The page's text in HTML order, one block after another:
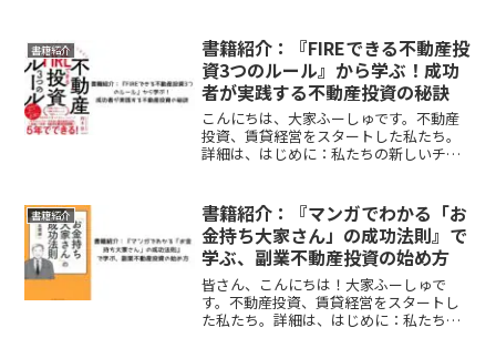
ださい。実践するためにたくさんの本を
読みました。本からは本当に...
書籍紹介
書籍紹介：『FIREできる不動産投
資3つのルール』から学ぶ！成功
者が実践する不動産投資の秘訣
こんにちは、大家ふーしゅです。不動産
投資、賃貸経営をスタートした私たち。
詳細は、はじめに：私たちの新しいチャ
当にたくさんの学びを得ることができま
す。しかも1000〜30...
書籍紹介
書籍紹介：『マンガでわかる「お
金持ち大家さん」の成功法則』で
学ぶ、副業不動産投資の始め方
皆さん、こんにちは！大家ふーしゅで
す。不動産投資、賃貸経営をスタートし
た私たち。詳細は、はじめに：私たちの